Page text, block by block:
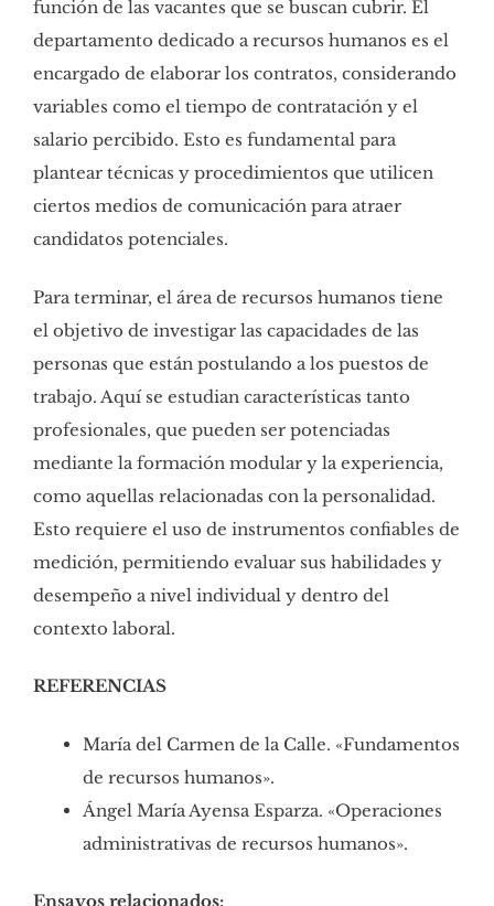
función de las vacantes que se buscan cubrir. El
departamento dedicado a recursos humanos es el
encargado de elaborar los contratos, considerando
variables como el tiempo de contratación y el
salario percibido. Esto es fundamental para
plantear técnicas y procedimientos que utilicen
ciertos medios de comunicación para atraer
candidatos potenciales.
Para terminar, el área de recursos humanos tiene
el objetivo de investigar las capacidades de las
personas que están postulando a los puestos de
trabajo. Aquí se estudian características tanto
profesionales, que pueden ser potenciadas
mediante la formación modular y la experiencia,
como aquellas relacionadas con la personalidad.
Esto requiere el uso de instrumentos confiables de
medición, permitiendo evaluar sus habilidades y
desempeño a nivel individual y dentro del
contexto laboral.
REFERENCIAS
María del Carmen de la Calle. «Fundamentos
de recursos humanos».
Ángel María Ayensa Esparza. «Operaciones
administrativas de recursos humanos».
Ensayos relacionados: